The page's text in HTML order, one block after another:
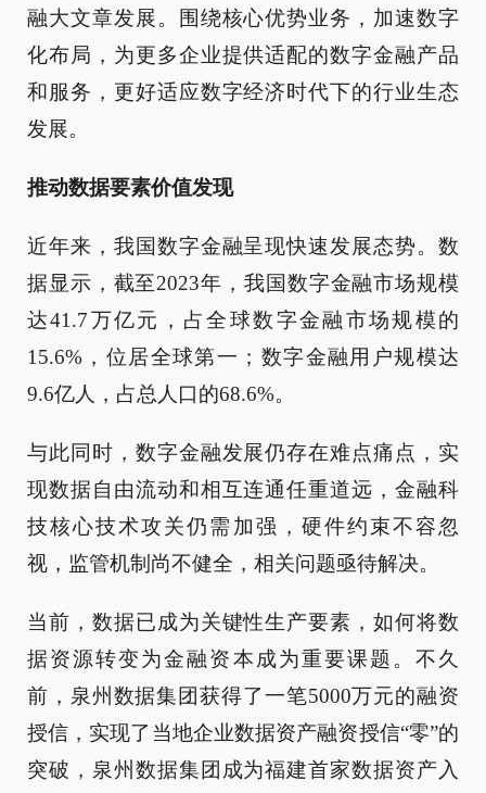
融大文章发展。围绕核心优势业务，加速数字
化布局，为更多企业提供适配的数字金融产品
和服务，更好适应数字经济时代下的行业生态
发展。
推动数据要素价值发现
近年来，我国数字金融呈现快速发展态势。数
据显示，截至2023年，我国数字金融市场规模
达41.7万亿元，占全球数字金融市场规模的
15.6%，位居全球第一；数字金融用户规模达
9.6亿人，占总人口的68.6%。
与此同时，数字金融发展仍存在难点痛点，实
现数据自由流动和相互连通任重道远，金融科
技核心技术攻关仍需加强，硬件约束不容忽
视，监管机制尚不健全，相关问题亟待解决。
当前，数据已成为关键性生产要素，如何将数
据资源转变为金融资本成为重要课题。不久
前，泉州数据集团获得了一笔5000万元的融资
授信，实现了当地企业数据资产融资授信“零”的
突破，泉州数据集团成为福建首家数据资产入